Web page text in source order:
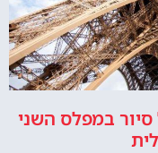
סיור במפלס השני